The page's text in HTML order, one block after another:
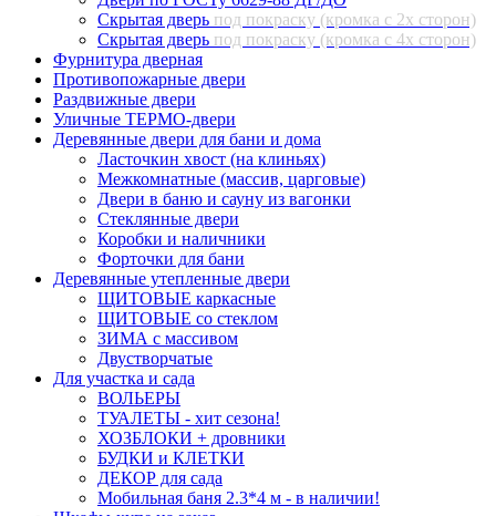
Скрытая дверь под покраску (кромка с 2х сторон)
Скрытая дверь под покраску (кромка с 4х сторон)
Фурнитура дверная
Противопожарные двери
Раздвижные двери
Уличные ТЕРМО-двери
Деревянные двери для бани и дома
Ласточкин хвост (на клиньях)
Межкомнатные (массив, царговые)
Двери в баню и сауну из вагонки
Стеклянные двери
Коробки и наличники
Форточки для бани
Деревянные утепленные двери
ЩИТОВЫЕ каркасные
ЩИТОВЫЕ со стеклом
ЗИМА с массивом
Двустворчатые
Для участка и сада
ВОЛЬЕРЫ
ТУАЛЕТЫ - хит сезона!
ХОЗБЛОКИ + дровники
БУДКИ и КЛЕТКИ
ДЕКОР для сада
Мобильная баня 2.3*4 м - в наличии!